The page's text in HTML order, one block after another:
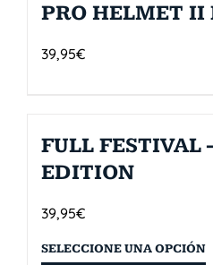
PRO HELMET II
39,95€
FULL FESTIVAL
EDITION
39,95€
SELECCIONE UNA OPCIÓN